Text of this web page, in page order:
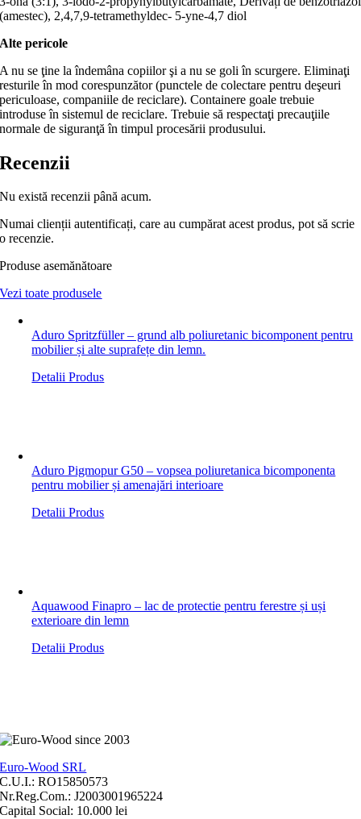
(amestec), 2,4,7,9-tetramethyldec- 5-yne-4,7 diol
Alte pericole
A nu se ţine la îndemâna copiilor şi a nu se goli în scurgere. Eliminaţi
resturile în mod corespunzător (punctele de colectare pentru deşeuri
periculoase, companiile de reciclare). Containere goale trebuie
introduse în sistemul de reciclare. Trebuie să respectaţi precauţiile
normale de siguranţă în timpul procesării produsului.
Recenzii
Nu există recenzii până acum.
Numai clienții autentificați, care au cumpărat acest produs, pot să scrie
o recenzie.
Produse asemănătoare
Vezi toate produsele
Aduro Spritzfüller – grund alb poliuretanic bicomponent pentru
mobilier și alte suprafețe din lemn.
Detalii Produs
Aduro Pigmopur G50 – vopsea poliuretanica bicomponenta
pentru mobilier și amenajări interioare
Detalii Produs
Aquawood Finapro – lac de protectie pentru ferestre și uși
exterioare din lemn
Detalii Produs
Euro-Wood SRL
C.U.I.: RO15850573
Nr.Reg.Com.: J2003001965224
Capital Social: 10.000 lei